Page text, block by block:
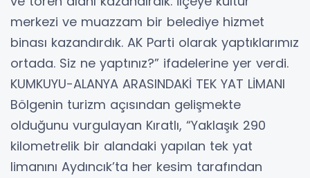
merkezi ve muazzam bir belediye hizmet
binası kazandırdık. AK Parti olarak yaptıklarımız
ortada. Siz ne yaptınız?” ifadelerine yer verdi.
KUMKUYU-ALANYA ARASINDAKİ TEK YAT LİMANI
Bölgenin turizm açısından gelişmekte
olduğunu vurgulayan Kıratlı, “Yaklaşık 290
kilometrelik bir alandaki yapılan tek yat
limanını Aydıncık’ta her kesim tarafından